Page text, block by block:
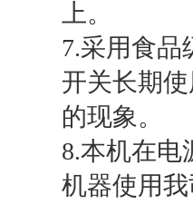
上。
7.采用食品
开关长期
的现象。
8.本机在电
机器使用